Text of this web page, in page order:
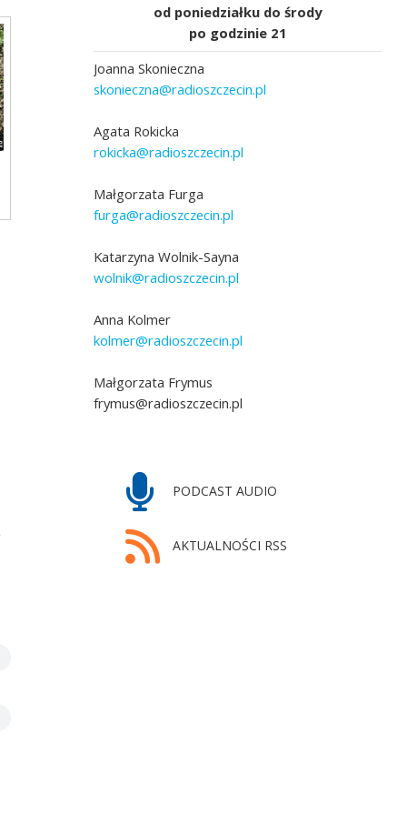
Potoku w
Marek Łuczak
Odbudowa Źrodła Bystrego Potoku w
Szczecinie-Warszewie. Fot. Marek Łuczak
od poniedziałku do środy
po godzinie 21
Joanna Skonieczna
skonieczna@radioszczecin.pl
Agata Rokicka
rokicka@radioszczecin.pl
Małgorzata Furga
furga@radioszczecin.pl
Katarzyna Wolnik-Sayna
wolnik@radioszczecin.pl
Anna Kolmer
kolmer@radioszczecin.pl
Małgorzata Frymus
frymus@radioszczecin.pl
PODCAST AUDIO
AKTUALNOŚCI RSS